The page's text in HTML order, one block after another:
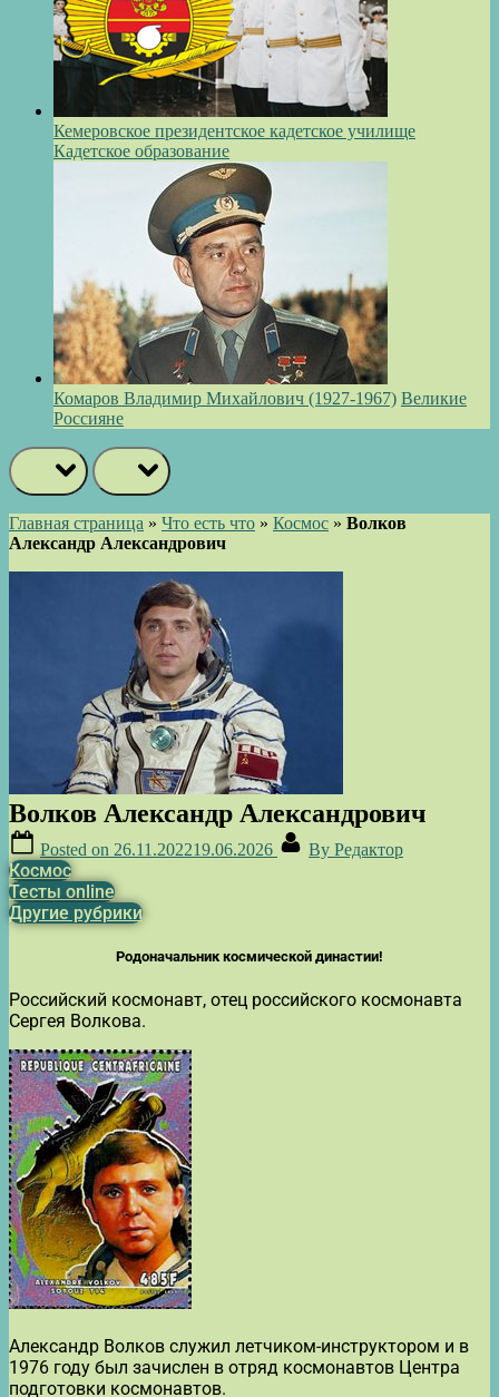
Кемеровское президентское кадетское училище
Кадетское образование
Комаров Владимир Михайлович (1927-1967) Великие
Россияне
Главная страница » Что есть что » Космос » Волков
Александр Александрович
Волков Александр Александрович
Posted on 26.11.202219.06.2026 By Редактор
Космос
Тесты online
Другие рубрики
Родоначальник космической династии!
Российский космонавт, отец российского космонавта
Сергея Волкова.
Александр Волков служил летчиком-инструктором и в
1976 году был зачислен в отряд космонавтов Центра
подготовки космонавтов.